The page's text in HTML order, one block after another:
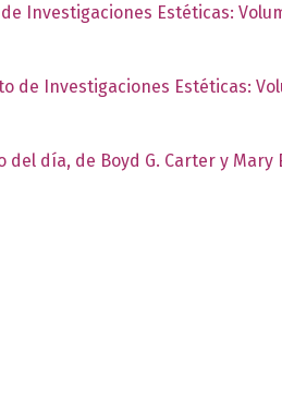
Investigaciones Estéticas:
de Investigaciones Estéticas:
día, de Boyd G. Carter y Mary